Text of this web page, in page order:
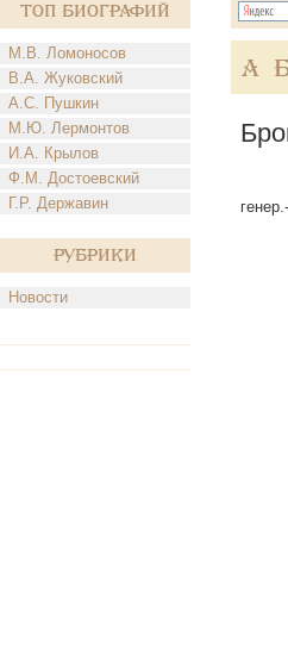
Топ Биографий
М.В. Ломоносов
В.А. Жуковский
А.С. Пушкин
М.Ю. Лермонтов
И.А. Крылов
Ф.М. Достоевский
Г.Р. Державин
Рубрики
Новости
А